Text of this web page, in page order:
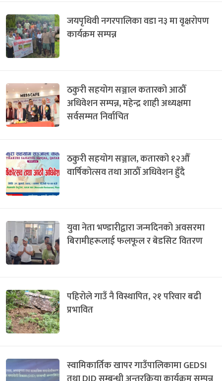
जयपृथिवी नगरपालिका वडा न३ मा वृक्षरोपण
कार्यक्रम सम्पन्न
ठकुरी सहयोग सञ्जाल कतारको आठौँ
अधिवेशन सम्पन्न, महेन्द्र शाही अध्यक्षमा
सर्वसम्मत निर्वाचित
ठकुरी सहयोग सञ्जाल, कतारको १२औँ
वार्षिकोत्सव तथा आठौँ अधिवेशन हुँदै
युवा नेता भण्डारीद्वारा जन्मदिनको अवसरमा
बिरामीहरूलाई फलफूल र बेडसिट वितरण
पहिरोले गाउँ नै विस्थापित, २१ परिवार बढी
प्रभावित
स्वामिकार्तिक खापर गाउँपालिकामा GEDSI